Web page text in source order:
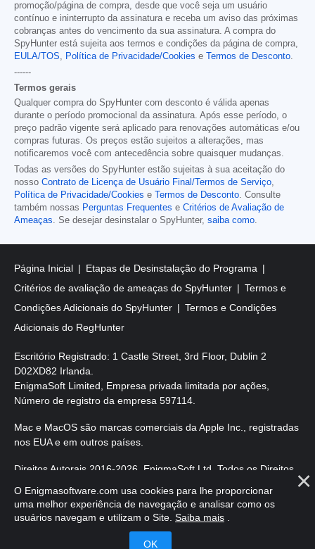
promoção/página de compra, desde que você seja um usuário
contínuo e ininterrupto da assinatura e receba um aviso das próximas
cobranças antes do vencimento da sua assinatura. A compra do
SpyHunter está sujeita aos termos e condições da página de compra,
EULA/TOS, Política de Privacidade/Cookies e Termos de Desconto.
------
Termos gerais
Qualquer compra do SpyHunter com desconto é válida apenas
durante o período promocional da assinatura. Após esse período, o
preço padrão vigente será aplicado para renovações automáticas e/ou
compras futuras. Os preços estão sujeitos a alterações, mas
notificaremos você com antecedência sobre quaisquer mudanças.
Todas as versões do SpyHunter estão sujeitas à sua aceitação do
nosso Contrato de Licença de Usuário Final/Termos de Serviço,
Política de Privacidade/Cookies e Termos de Desconto. Consulte
também nossas Perguntas Frequentes e Critérios de Avaliação de
Ameaças. Se desejar desinstalar o SpyHunter, saiba como.
Página Inicial
Etapas de Desinstalação do Programa
Critérios de avaliação de ameaças do SpyHunter
Termos e
Condições Adicionais do SpyHunter
Termos e Condições
Adicionais do RegHunter
Escritório Registrado: 1 Castle Street, 3rd Floor, Dublin 2
D02XD82 Irlanda.
EnigmaSoft Limited, Empresa privada limitada por ações,
Número de registro da empresa 597114.
Mac e MacOS são marcas comerciais da Apple Inc., registradas
nos EUA e em outros países.
Direitos Autorais 2016-2026. EnigmaSoft Ltd. Todos os Direitos
O Enigmasoftware.com usa cookies para lhe proporcionar
uma melhor experiência de navegação e analisar como os
usuários navegam e utilizam o Site. Saiba mais